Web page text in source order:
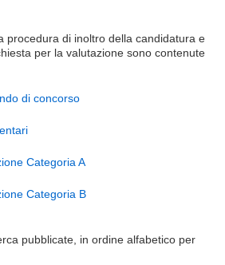
procedura di inoltro della candidatura e
per la valutazione sono contenute
di concorso
Categoria A
Categoria B
pubblicate, in ordine alfabetico per